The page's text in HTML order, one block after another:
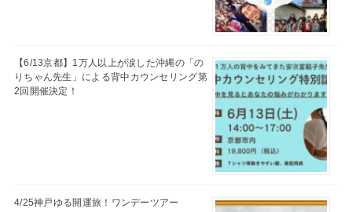
【6/13京都】1万人以上が涙した沖縄の「の
りちゃん先生」による背中カウンセリング第
2回開催決定！
4/25神戸ゆる開運旅！ワンデーツアー